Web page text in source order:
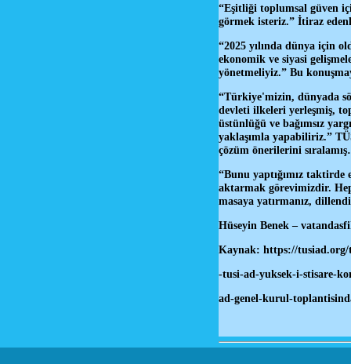
“Eşitliği toplumsal güven
görmek isteriz.” İtiraz
“2025 yılında dünya için
ekonomik ve siyasi
yönetmeliyiz.” Bu
“Türkiye'mizin, dünyada
devleti ilkeleri yerleşmiş,
üstünlüğü ve bağımsız
yaklaşımla yapabiliriz.”
çözüm önerilerini
“Bunu yaptığımız
aktarmak görevimizdir.
masaya yatırmanız,
Hüseyin Benek –
Kaynak: https://
-tusi-ad-yuksek-i-stisare-
ad-genel-kurul-